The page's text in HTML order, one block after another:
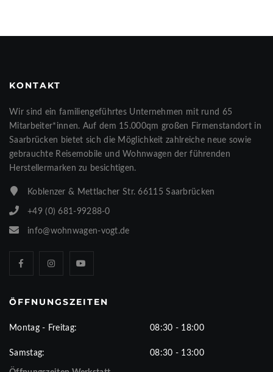
KONTAKT
Wir sind ein familiengeführtes Unternehmen mit rund 65
Mitarbeiter*innen. Auf dem 15.000qm großen Firmenstandort in
Saarbrücken bietet sich die Möglichkeit zahlreiche neue sowie
gebrauchte Reisemobile und Wohnwagen der führenden
Herstellermarken zu besichtigen.
Koblenzer & Mettlacher Str. 66115 Saarbrücken
+49 (0) 681-99288-0
info@wohnwagen-vogt.de
ÖFFNUNGSZEITEN
Montag - Freitag: 08:30 - 18:00
Samstag: 08:30 - 13:00